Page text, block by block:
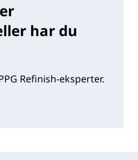
har du
Refinish-eksperter.